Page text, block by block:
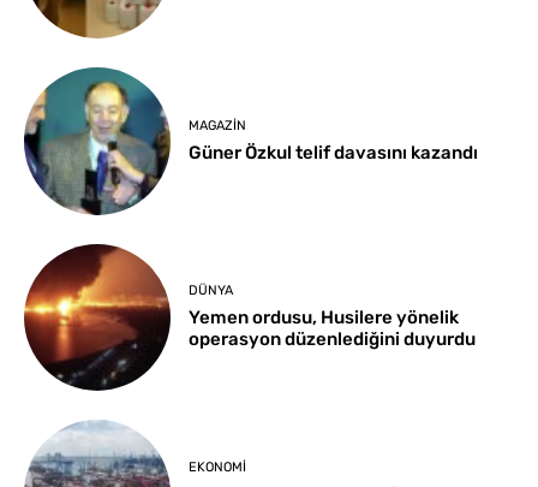
MAGAZIN
Güner Özkul telif davasını kazandı
DÜNYA
Yemen ordusu, Husilere yönelik
operasyon düzenlediğini duyurdu
EKONOMI